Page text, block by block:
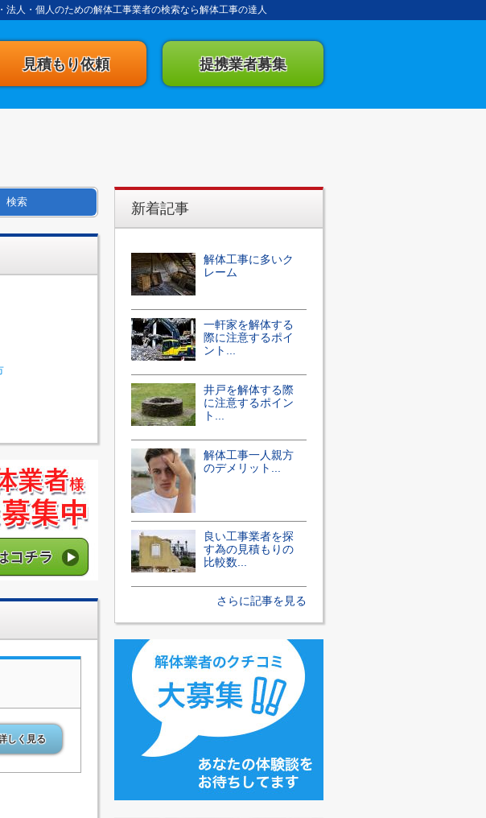
人・個人のための解体工事業者の検索なら解体工事の達人
見積もり依頼 提携業者募集
検索
しく見る
新着記事
解体工事に多いク
レーム
一軒家を解体する
際に注意するポイ
ント...
井戸を解体する際
に注意するポイン
ト...
解体工事一人親方
のデメリット...
良い工事業者を探
す為の見積もりの
比較数...
さらに記事を見る